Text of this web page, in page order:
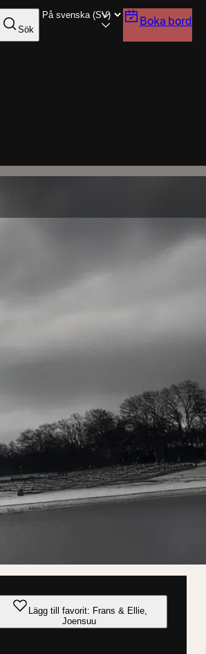
Sök
Boka bord
Lägg till favorit: Frans & Ellie,
Joensuu